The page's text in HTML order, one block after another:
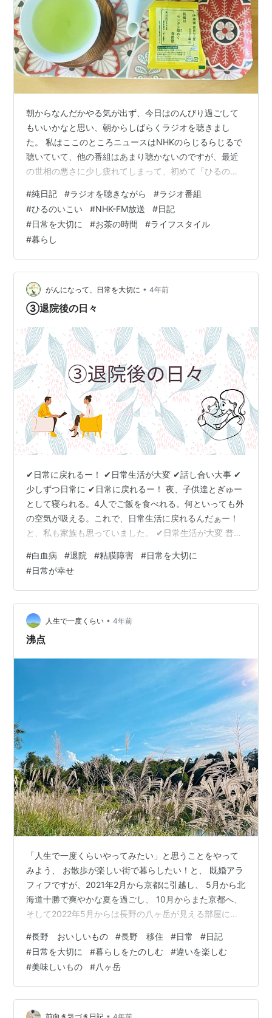
朝からなんだかやる気が出ず、今日はのんびり過ごして
もいいかなと思い、朝からしばらくラジオを聴きまし
た。 私はここのところニュースはNHKのらじるらじるで
聴いていて、他の番組はあまり聴かないのですが、最近
の世相の悪さに少し疲れてしまって、初めて「ひるのい
手紙の数々や、ユーミンの「ロッヂで待つクリスマ
ス」、クラシックギターアレンジの山下達郎の「クリス
マス・イヴ」にすっかり癒されました。
open.spotify.com open.spotify.com ユーミンは実母が
昔から好きで、しょっちゅう車の中で流れていたのをい
まだによく思い出します。 ま…
#純日記 #ラジオを聴きながら #ラジオ番組
#ひるのいこい #NHK-FM放送 #日記
#日常を大切に #お茶の時間 #ライフスタイル
#暮らし
がんになって、日常を大切に • 4年前
③退院後の日々
✔︎日常に戻れるー！ ✔︎日常生活が大変 ✔︎話し合い大事 ✔︎
少しずつ日常に ✔︎日常に戻れるー！ 夜、子供達とぎゅー
として寝られる。4人でご飯を食べれる。何といっても外
の空気が吸える。これで、日常生活に戻れるんだぁー！
と、私も家族も思っていました。 ✔︎日常生活が大変 普通
た。粘膜障害のせいか、家の食事が濃く感じて仕方な
い。また、子供には残さず食べてと言ってる側で、自分
が残せない事のツラさ。そもそも食卓に座り続ける事自
体がツラい。食べたら、横になりたいけど、子供達が襲
ってくる。子供がいる時は、可愛い子供を間近に見れる
一方、毎日グッタリでした。…
#白血病 #退院 #粘膜障害 #日常を大切に
#日常が幸せ
人生で一度くらい • 4年前
沸点
「人生で一度くらいやってみたい」と思うことをやって
みよう、 お散歩が楽しい街で暮らしたい！と、 既婚アラ
フィフですが、2021年2月から京都に引越し、 5月から北
海道十勝で爽やかな夏を過ごし、 10月からまた京都へ、
そして2022年5月からは長野の八ヶ岳が見える部屋に引
の合間にお散歩を楽しみながら 一人暮らしをしていま
す。 はじめましての方はこちらをご覧ください(^ ^) 「プ
ロフィールとブログの紹介 - 人生で一度くらい」 台風が
過ぎ、 朝晩はすっかり冷え込むようになった長野です。
あたたかいハーブティやお茶が美味しい季節になりまし
た♪ …
#長野 おいしいもの #長野 移住 #日常 #日記
#日常を大切に #暮らしをたのしむ #違いを楽しむ
#美味しいもの #八ヶ岳
•